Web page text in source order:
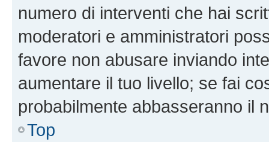
numero di interventi che hai
moderatori e amministratori
favore non abusare inviando
aumentare il tuo livello; se fai
probabilmente abbasseranno il
Top